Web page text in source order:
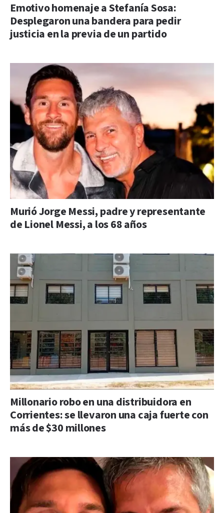
Emotivo homenaje a Stefanía Sosa:
Desplegaron una bandera para pedir
justicia en la previa de un partido
Murió Jorge Messi, padre y representante
de Lionel Messi, a los 68 años
Millonario robo en una distribuidora en
Corrientes: se llevaron una caja fuerte con
más de $30 millones